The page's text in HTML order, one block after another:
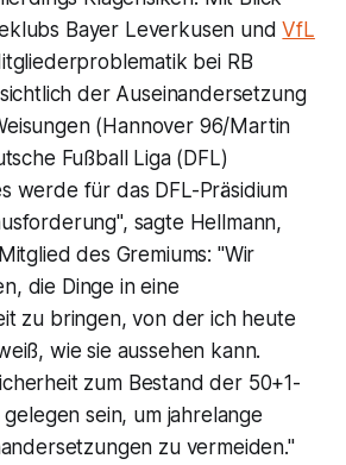
Bayer Leverkusen undVfL
bei RB
der Auseinandersetzung
(Hannover 96/Martin
Fußball Liga (DFL)
werde für das DFL-Präsidium
sagte Hellmann,
des Gremiums: "Wir
die Dinge in eine
zu bringen, von der ich heute
wie sie aussehen kann.
zum Bestand der 50+1-
sein, um jahrelange
zu vermeiden."